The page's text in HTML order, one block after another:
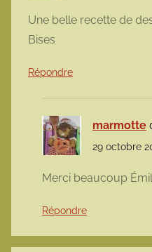
Une belle recette de
Bises
Répondre
marmotte
29 octobre
Merci beaucoup
Répondre